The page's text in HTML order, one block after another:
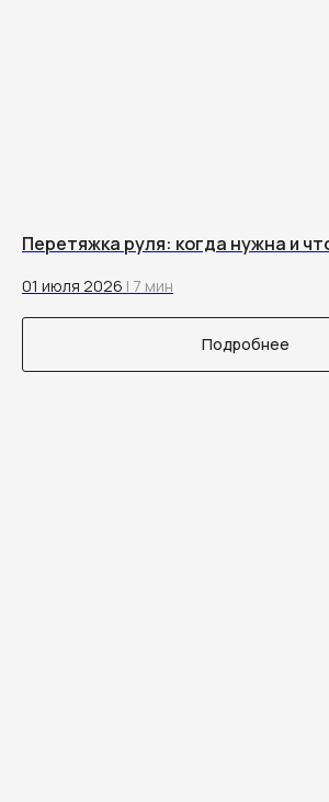
Перетяжка руля: когда нужна и
01 июля 2026 | 7 мин
Подробнее